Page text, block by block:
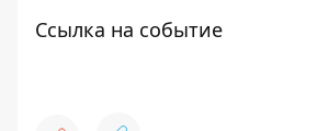
Ссылка на событие